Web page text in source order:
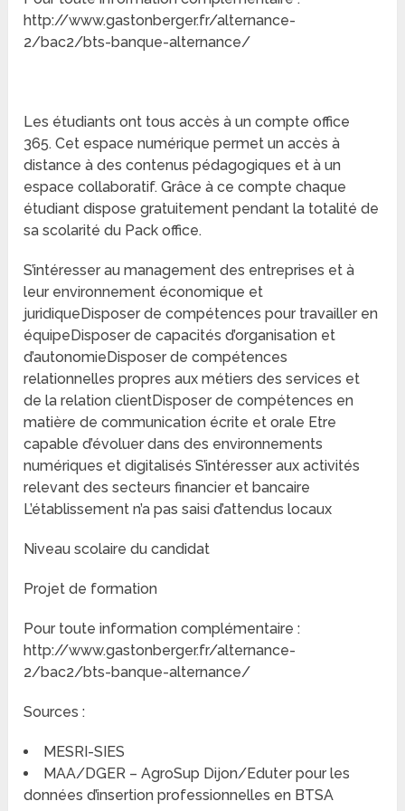
http://www.gastonberger.fr/alternance-
2/bac2/bts-banque-alternance/
Les étudiants ont tous accès à un compte office
365. Cet espace numérique permet un accès à
distance à des contenus pédagogiques et à un
espace collaboratif. Grâce à ce compte chaque
étudiant dispose gratuitement pendant la totalité de
sa scolarité du Pack office.
S’intéresser au management des entreprises et à
leur environnement économique et
juridiqueDisposer de compétences pour travailler en
équipeDisposer de capacités d’organisation et
d’autonomieDisposer de compétences
relationnelles propres aux métiers des services et
de la relation clientDisposer de compétences en
matière de communication écrite et orale Etre
capable d’évoluer dans des environnements
numériques et digitalisés S’intéresser aux activités
relevant des secteurs financier et bancaire
L’établissement n’a pas saisi d’attendus locaux
Niveau scolaire du candidat
Projet de formation
Pour toute information complémentaire :
http://www.gastonberger.fr/alternance-
2/bac2/bts-banque-alternance/
Sources :
MESRI-SIES
MAA/DGER – AgroSup Dijon/Eduter pour les
données d’insertion professionnelles en BTSA